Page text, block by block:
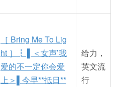
［ Bring Me To Lig
ht ］┇ ▌＜女声’我
爱的不一定你会爱
上＞▌今早**抵日**
给力，
英文流
行